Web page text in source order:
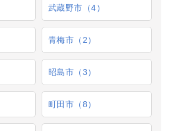
武蔵野市（4）
青梅市（2）
昭島市（3）
町田市（8）